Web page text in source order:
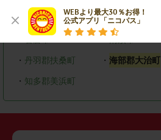
WEBより最大30％お得！
公式アプリ「ニコパス」
・ 大府市 ・知多市
・ 丹羽郡扶桑町 ・ 海部郡大治町
・ 知多郡美浜町